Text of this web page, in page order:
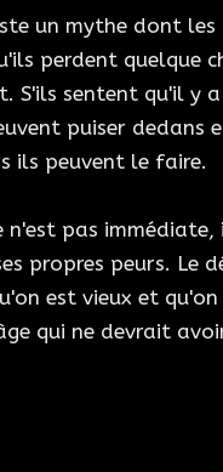
un mythe dont
perdent quelque
S'ils sentent qu'il y
puiser dedans
ils peuvent le faire.
n'est pas
propres peurs. Le
est vieux et
qui ne devrait